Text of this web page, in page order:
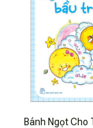
Bánh Ngọt Cho